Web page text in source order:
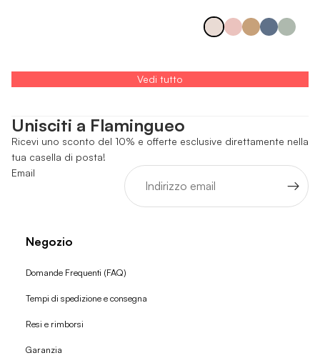
Vedi tutto
Unisciti a Flamingueo
Ricevi uno sconto del 10% e offerte esclusive direttamente nella
tua casella di posta!
Email
Negozio
Domande Frequenti (FAQ)
Tempi di spedizione e consegna
Resi e rimborsi
Garanzia